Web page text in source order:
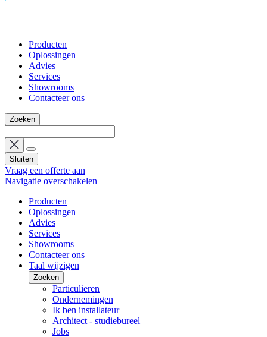
Producten
Oplossingen
Advies
Services
Showrooms
Contacteer ons
Zoeken
Sluiten
Vraag een offerte aan
Navigatie overschakelen
Producten
Oplossingen
Advies
Services
Showrooms
Contacteer ons
Taal wijzigen
Zoeken
Particulieren
Ondernemingen
Ik ben installateur
Architect - studiebureel
Jobs